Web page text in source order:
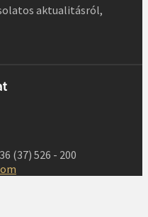
aktualitásról,
(37) 526 - 200